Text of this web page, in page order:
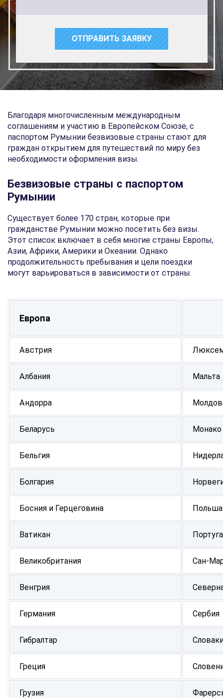
Благодаря многочисленным международным
соглашениям и участию в Европейском Союзе, с
паспортом Румынии безвизовые страны стают для
граждан открытием для путешествий по миру без
необходимости оформления визы.
Безвизовые страны с паспортом
Румынии
Существует более 170 стран, которые при
гражданстве Румынии можно посетить без визы.
Этот список включает в себя многие страны Европы,
Азии, Африки, Америки и Океании. Однако
продолжительность пребывания и цели поездки
могут варьироваться в зависимости от страны.
Европа
Австрия
Албания Мальта
Андорра
Беларусь Монако
Бельгия
Болгария
Босния и Герцеговина Польша
Ватикан
Великобритания Сан-
Венгрия
Германия Сербия
Гибралтар
Греция
Грузия